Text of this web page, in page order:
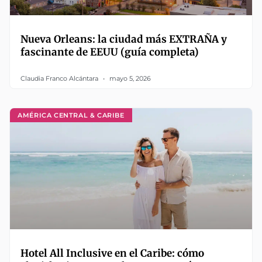
Nueva Orleans: la ciudad más EXTRAÑA y
fascinante de EEUU (guía completa)
Claudia Franco Alcántara mayo 5, 2026
AMÉRICA CENTRAL & CARIBE
Hotel All Inclusive en el Caribe: cómo